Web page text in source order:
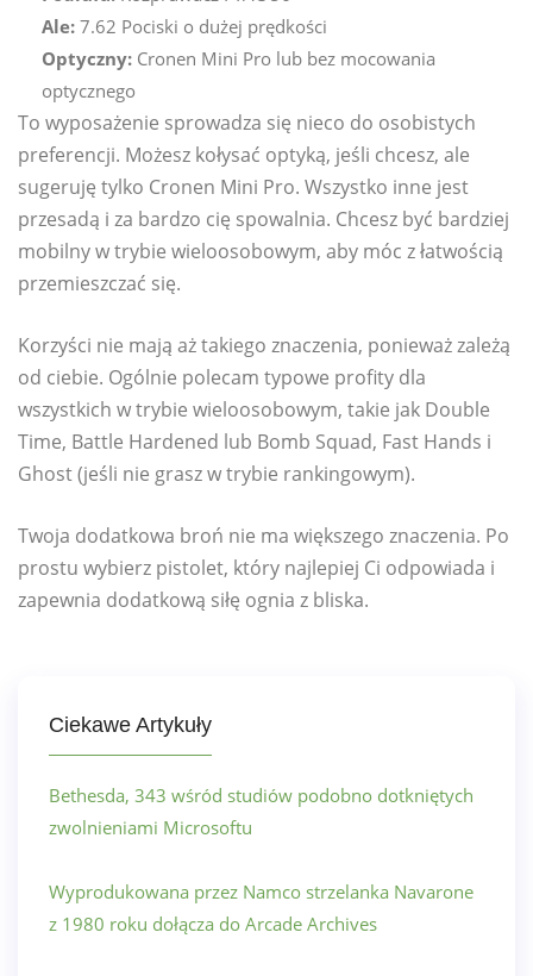
Ale: 7.62 Pociski o dużej prędkości
Optyczny: Cronen Mini Pro lub bez mocowania
optycznego
To wyposażenie sprowadza się nieco do osobistych
preferencji. Możesz kołysać optyką, jeśli chcesz, ale
sugeruję tylko Cronen Mini Pro. Wszystko inne jest
przesadą i za bardzo cię spowalnia. Chcesz być bardziej
mobilny w trybie wieloosobowym, aby móc z łatwością
przemieszczać się.
Korzyści nie mają aż takiego znaczenia, ponieważ zależą
od ciebie. Ogólnie polecam typowe profity dla
wszystkich w trybie wieloosobowym, takie jak Double
Time, Battle Hardened lub Bomb Squad, Fast Hands i
Ghost (jeśli nie grasz w trybie rankingowym).
Twoja dodatkowa broń nie ma większego znaczenia. Po
prostu wybierz pistolet, który najlepiej Ci odpowiada i
zapewnia dodatkową siłę ognia z bliska.
Ciekawe Artykuły
Bethesda, 343 wśród studiów podobno dotkniętych
zwolnieniami Microsoftu
Wyprodukowana przez Namco strzelanka Navarone
z 1980 roku dołącza do Arcade Archives